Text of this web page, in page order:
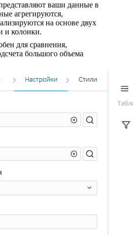
ваши данные в
агрегируются,
на основе двух
и колонки.
для сравнения,
большого объема